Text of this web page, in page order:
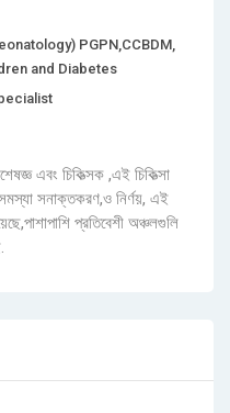
PGPN,CCBDM,
and Diabetes
এবং চিকিত্সক ,এই চিকিত্সা
সমস্যা সনাক্তকরণ,ও নির্ণয়, এই
প্রতিবেশী অঞ্চলগুলি